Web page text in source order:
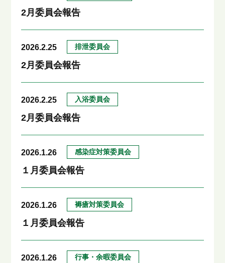
2月委員会報告
2026.2.25 排泄委員会
2月委員会報告
2026.2.25 入浴委員会
2月委員会報告
2026.1.26 感染症対策委員会
１月委員会報告
2026.1.26 褥瘡対策委員会
１月委員会報告
2026.1.26 行事・余暇委員会